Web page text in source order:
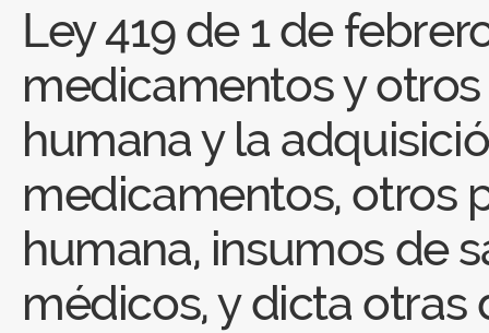
Ley 419 de 1 de
medicamentos y
humana y la
medicamentos, otros
humana, insumos de
médicos, y dicta otras